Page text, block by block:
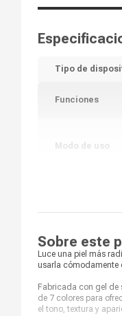
Tipo de
Funciones
Modo de uso
Sobre este
Luce una piel más
usarla cómodamente
Fabricada con gel de
de 7 colores para
el tono, textura y